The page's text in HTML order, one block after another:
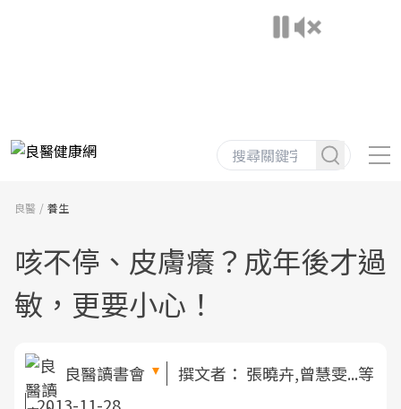
良醫 養生
咳不停、皮膚癢？成年後才過
敏，更要小心！
良醫讀書會 撰文者： 張曉卉,曾慧雯...等